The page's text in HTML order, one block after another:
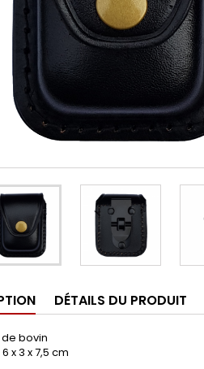
DÉTAILS DU PRODUIT
de bovin
x 3 x 7,5 cm